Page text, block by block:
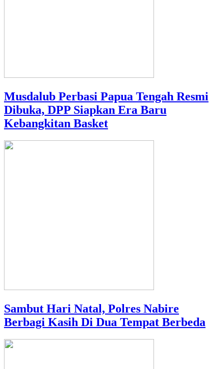
Musdalub Perbasi Papua Tengah Resmi
Dibuka, DPP Siapkan Era Baru
Kebangkitan Basket
Sambut Hari Natal, Polres Nabire
Berbagi Kasih Di Dua Tempat Berbeda